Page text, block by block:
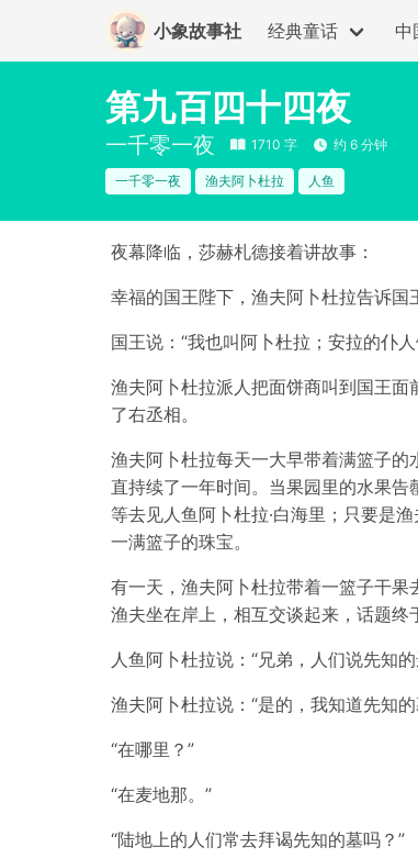
小象故事社 经典童话 中
第九百四十四夜
一千零一夜 1710 字 约 6 分钟
一千零一夜 渔夫阿卜杜拉 人鱼
夜幕降临，莎赫札德接着讲故事：
幸福的国王陛下，渔夫阿卜杜拉告诉国
国王说：“我也叫阿卜杜拉；安拉的仆
渔夫阿卜杜拉派人把面饼商叫到国王
了右丞相。
渔夫阿卜杜拉每天一大早带着满篮子
直持续了一年时间。当果园里的水果
等去见人鱼阿卜杜拉·白海里；只要是
一满篮子的珠宝。
有一天，渔夫阿卜杜拉带着一篮子干果
渔夫坐在岸上，相互交谈起来，话题终
人鱼阿卜杜拉说：“兄弟，人们说先知
渔夫阿卜杜拉说：“是的，我知道先知
“在哪里？”
“在麦地那。”
“陆地上的人们常去拜谒先知的墓吗？”